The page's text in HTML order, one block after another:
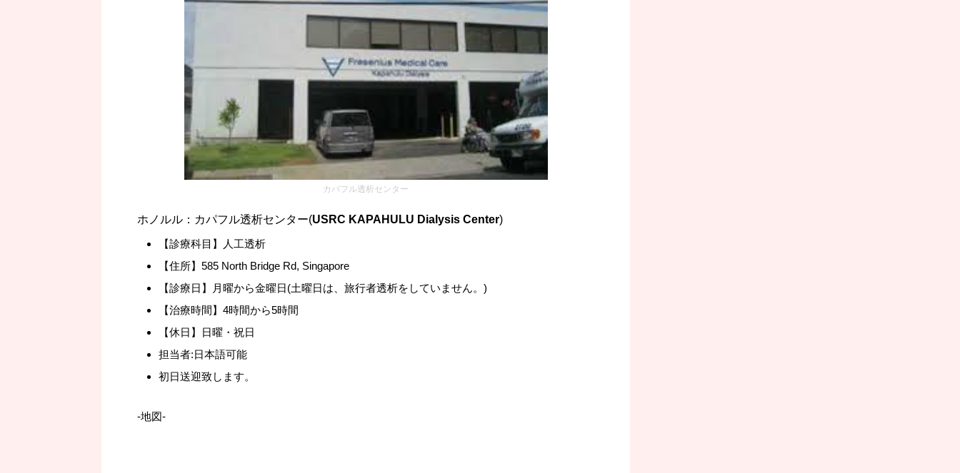
カパフル透析センター
ホノルル：カパフル透析センター(USRC KAPAHULU Dialysis Center)
【診療科目】人工透析
【住所】585 North Bridge Rd, Singapore
【診療日】月曜から金曜日(土曜日は、旅行者透析をしていません。)
【治療時間】4時間から5時間
【休日】日曜・祝日
担当者:日本語可能
初日送迎致します。
-地図-